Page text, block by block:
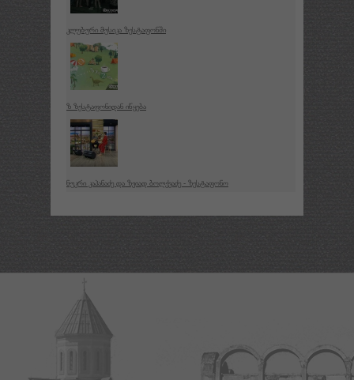
კლუბური მუსიკა ზესტაფონში
ზ ზესტაფონიდან იწყება
ნუკრი კაპანაძე და ზვიად ბოლქვაძე - ზესტაფონო